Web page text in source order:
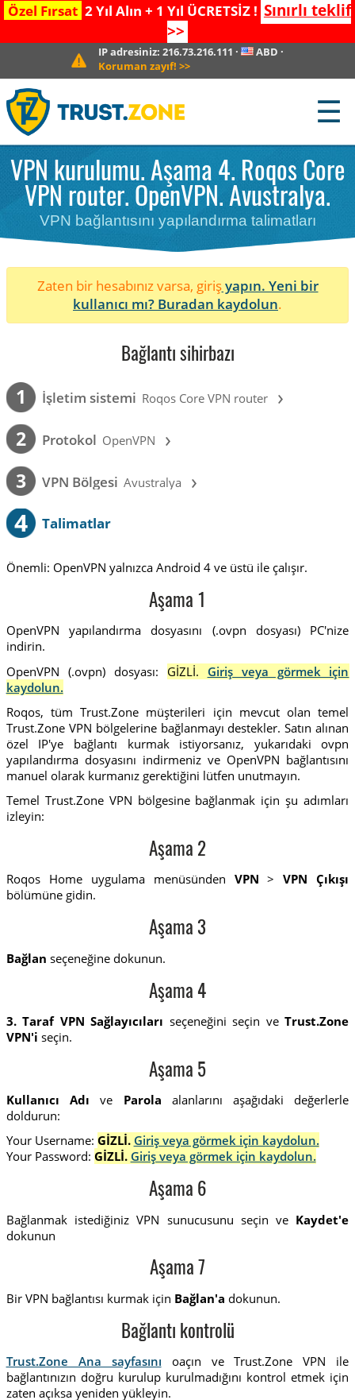
Özel Fırsat 2 Yıl Alın + 1 Yıl ÜCRETSİZ ! Sınırlı teklif
>>
IP adresiniz:216.73.216.111 · ABD ·
Koruman zayıf! >>
☰
VPN kurulumu. Aşama 4. Roqos Core
VPN router. OpenVPN. Avustralya.
VPN bağlantısını yapılandırma talimatları
Zaten bir hesabınız varsa, girişyapın. Yeni bir
kullanıcı mı? Buradan kaydolun.
Bağlantı sihirbazı
1 İşletim sistemi Roqos Core VPN router ›
2 Protokol OpenVPN ›
3 VPN Bölgesi Avustralya ›
4 Talimatlar
Önemli: OpenVPN yalnızca Android 4 ve üstü ile çalışır.
Aşama 1
OpenVPN yapılandırma dosyasını (.ovpn dosyası) PC'nize
indirin.
OpenVPN (.ovpn) dosyası:
GİZLİ. Giriş veya görmek için
kaydolun.
Roqos, tüm Trust.Zone müşterileri için mevcut olan temel
Trust.Zone VPN bölgelerine bağlanmayı destekler. Satın alınan
özel IP'ye bağlantı kurmak istiyorsanız, yukarıdaki ovpn
yapılandırma dosyasını indirmeniz ve OpenVPN bağlantısını
manuel olarak kurmanız gerektiğini lütfen unutmayın.
Temel Trust.Zone VPN bölgesine bağlanmak için şu adımları
izleyin:
Aşama 2
Roqos Home uygulama menüsünden VPN >VPN Çıkışı
bölümüne gidin.
Aşama 3
Bağlan seçeneğine dokunun.
Aşama 4
3. Taraf VPN Sağlayıcıları seçeneğini seçin veTrust.Zone
VPN'i seçin.
Aşama 5
Kullanıcı Adı ve Parola alanlarını aşağıdaki değerlerle
doldurun:
Your Username: GİZLİ. Giriş veya görmek için kaydolun.
Your Password: GİZLİ. Giriş veya görmek için kaydolun.
Aşama 6
Bağlanmak istediğiniz VPN sunucusunu seçin ve Kaydet'e
dokunun
Aşama 7
Bir VPN bağlantısı kurmak için Bağlan'a dokunun.
Bağlantı kontrolü
Trust.Zone Ana sayfasını oaçın ve Trust.Zone VPN ile
bağlantınızın doğru kurulup kurulmadığını kontrol etmek için
zaten açıksa yeniden yükleyin.